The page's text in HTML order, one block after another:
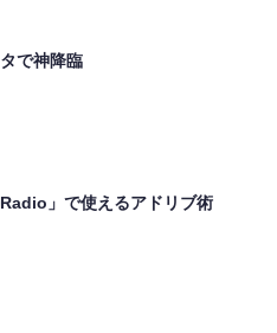
で神降臨
Radio」で使えるアドリブ術